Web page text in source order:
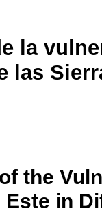
la
las
the
in